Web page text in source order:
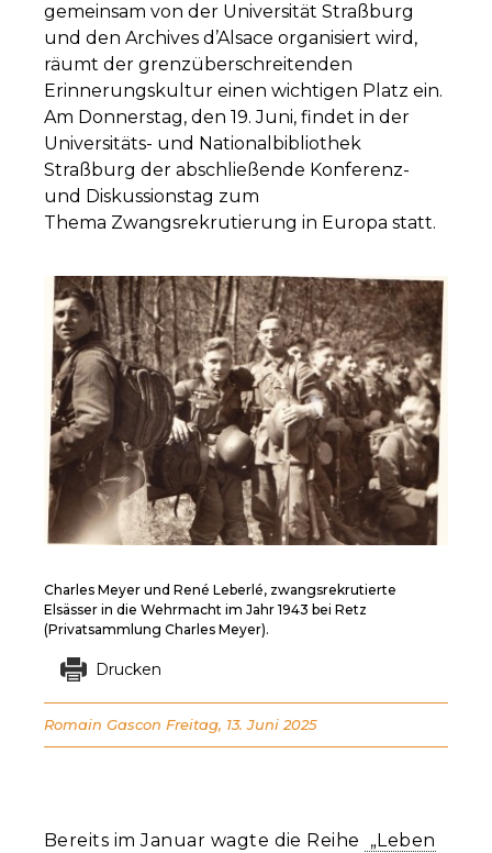
gemeinsam von der Universität Straßburg
und den Archives d’Alsace organisiert wird,
räumt der grenzüberschreitenden
Erinnerungskultur einen wichtigen Platz ein.
Am Donnerstag, den 19. Juni, findet in der
Universitäts- und Nationalbibliothek
Straßburg der abschließende Konferenz-
und Diskussionstag zum
Thema Zwangsrekrutierung in Europa statt.
Bereits im Januar wagte die Reihe
„Leben
Charles Meyer und René Leberlé, zwangsrekrutierte
Elsässer in die Wehrmacht im Jahr 1943 bei Retz
(Privatsammlung Charles Meyer).
Drucken
Romain Gascon Freitag, 13. Juni 2025